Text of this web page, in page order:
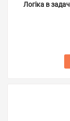
Логіка в